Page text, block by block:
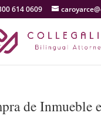
614 0609
de Inmueble